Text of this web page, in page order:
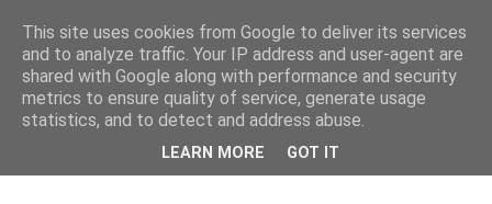
This site uses cookies from Google to deliver its services
and to analyze traffic. Your IP address and user-agent are
shared with Google along with performance and security
metrics to ensure quality of service, generate usage
statistics, and to detect and address abuse.
LEARN MORE GOT IT